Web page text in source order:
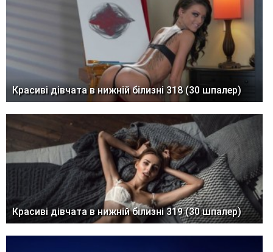
Красиві дівчата в нижній білизні 318 (30 шпалер)
Красиві дівчата в нижній білизні 319 (30 шпалер)